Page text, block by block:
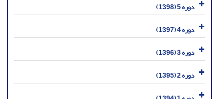
دوره 5 (1398)
دوره 4 (1397)
دوره 3 (1396)
دوره 2 (1395)